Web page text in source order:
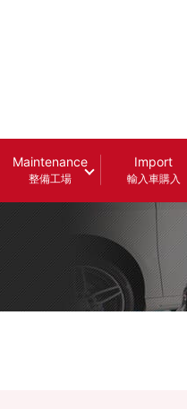
Maintenance
整備工場
Import
輸入車購入